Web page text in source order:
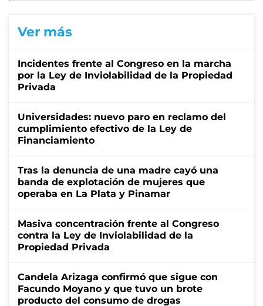
Ver más
Incidentes frente al Congreso en la marcha
por la Ley de Inviolabilidad de la Propiedad
Privada
Universidades: nuevo paro en reclamo del
cumplimiento efectivo de la Ley de
Financiamiento
Tras la denuncia de una madre cayó una
banda de explotación de mujeres que
operaba en La Plata y Pinamar
Masiva concentración frente al Congreso
contra la Ley de Inviolabilidad de la
Propiedad Privada
Candela Arizaga confirmó que sigue con
Facundo Moyano y que tuvo un brote
producto del consumo de drogas